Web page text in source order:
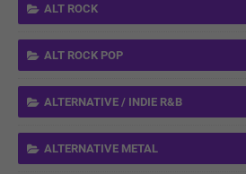
ALT ROCK
ALT ROCK POP
ALTERNATIVE / INDIE R&B
ALTERNATIVE METAL